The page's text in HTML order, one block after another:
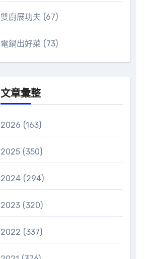
雙廚展功夫 (67)
電鍋出好菜 (73)
文章彙整
2026 (163)
2025 (350)
2024 (294)
2023 (320)
2022 (337)